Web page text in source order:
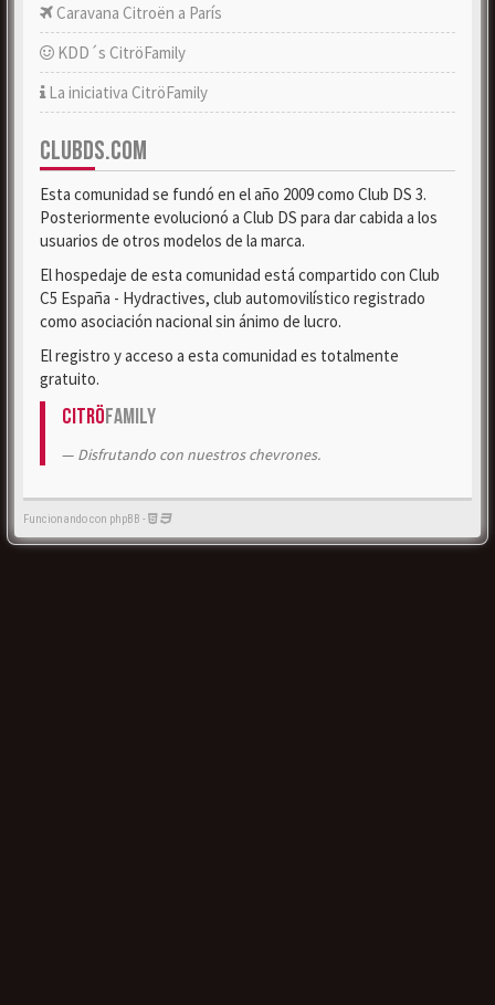
Caravana Citroën a París
KDD´s CitröFamily
La iniciativa CitröFamily
CLUBDS.COM
Esta comunidad se fundó en el año 2009 como Club DS 3.
Posteriormente evolucionó a Club DS para dar cabida a los
usuarios de otros modelos de la marca.
El hospedaje de esta comunidad está compartido con Club
C5 España - Hydractives, club automovilístico registrado
como asociación nacional sin ánimo de lucro.
El registro y acceso a esta comunidad es totalmente
gratuito.
CitröFamily
Disfrutando con nuestros chevrones.
Funcionando con phpBB -